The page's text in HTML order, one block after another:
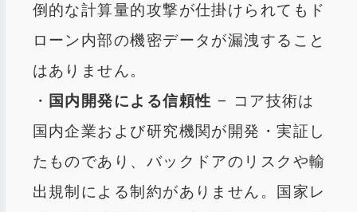
倒的な計算量的攻撃が仕掛けられてもド
ローン内部の機密データが漏洩すること
はありません。
・ 国内開発による信頼性 – コア技術は
国内企業および研究機関が開発・実証し
たものであり、バックドアのリスクや輸
出規制による制約がありません。国家レ